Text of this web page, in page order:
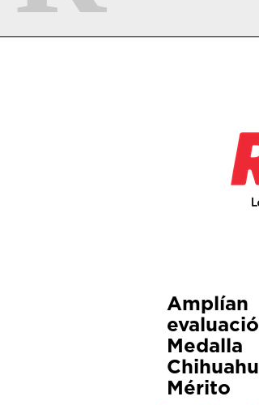
Amplían
Medalla
Mérito